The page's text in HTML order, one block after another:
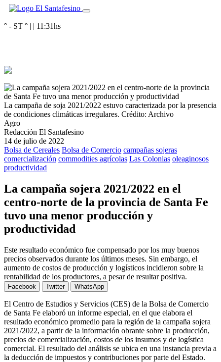
° - ST ° | | 11:31hs
La campaña de soja 2021/2022 estuvo caracterizada por la presencia
de condiciones climáticas irregulares. Crédito: Archivo
Agro
Redacción El Santafesino
14 de julio de 2022
Bolsa de Cereales Bolsa de Comercio campañas sojeras
comercialización commodities agrícolas Las Colonias oleaginosos
productividad
La campaña sojera 2021/2022 en el
centro-norte de la provincia de Santa Fe
tuvo una menor producción y
productividad
Este resultado económico fue compensado por los muy buenos
precios observados durante los últimos meses. Sin embargo, el
aumento de costos de producción y logísticos incidieron sobre la
rentabilidad de los productores, a pesar de resultar positiva.
Facebook Twitter WhatsApp
El Centro de Estudios y Servicios (CES) de la Bolsa de Comercio
de Santa Fe elaboró un informe especial, en el que elabora el
resultado económico promedio para la región de la campaña sojera
2021/2022, a partir de la información obrante sobre la producción,
precios de comercialización, costos de los insumos y de logística
comercial. El resultado del análisis se ubica en una instancia previa a
la deducción de impuestos y contribuciones por parte del Estado.